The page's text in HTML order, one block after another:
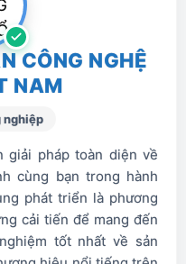
560/430/510
500
12000
30
CÔNG NGHỆ
NAM
nghiệp
giải pháp toàn diện về
cùng bạn trong hành
phát triển là phương
cải tiến để mang đến
tốt nhất về sản